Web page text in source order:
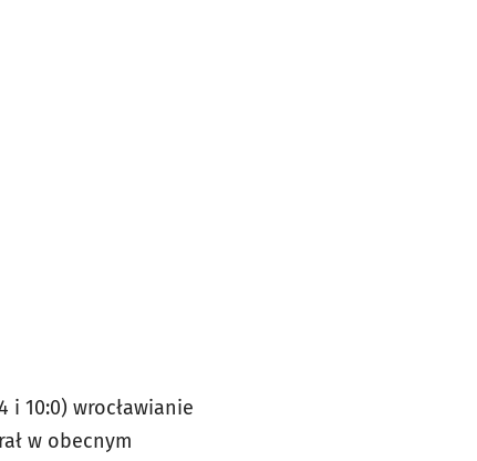
i 10:0) wrocławianie
w obecnym